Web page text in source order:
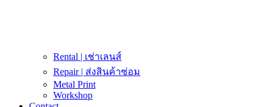
Rental | เช่าเลนส์
Repair | ส่งสินค้าซ่อม
Metal Print
Workshop